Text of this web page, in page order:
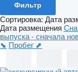
Фильтр
Сортировка: Дата
Дата размещения
выпуска - сначала
⬊ Пробег ⬈